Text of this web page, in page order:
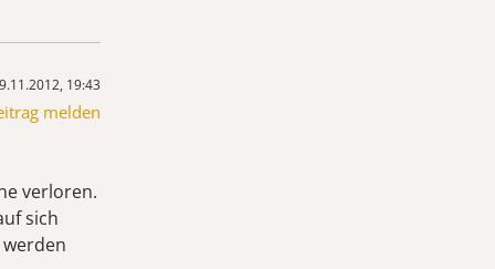
19:43
melden
verloren.
sich